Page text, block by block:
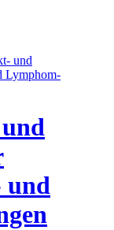
und